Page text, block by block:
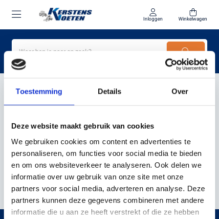
Toestemming Details Over
Deze website maakt gebruik van cookies
We gebruiken cookies om content en advertenties te
personaliseren, om functies voor social media te bieden
en om ons websiteverkeer te analyseren. Ook delen we
informatie over uw gebruik van onze site met onze
partners voor social media, adverteren en analyse. Deze
partners kunnen deze gegevens combineren met andere
informatie die u aan ze heeft verstrekt of die ze hebben
Inloggen Winkelwagen
Home
VICON
Filter Sorteer